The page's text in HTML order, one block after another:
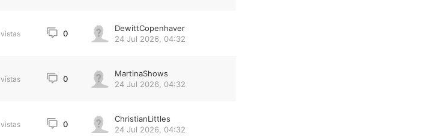
vistas 0
DewittCopenhaver
24 Jul 2026, 04:32
vistas 0
MartinaShows
24 Jul 2026, 04:32
vistas 0
ChristianLittles
24 Jul 2026, 04:32